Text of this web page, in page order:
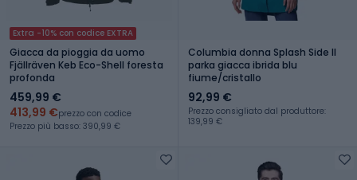
Extra -10% con codice EXTRA
Giacca da pioggia da uomo
Fjällräven Keb Eco-Shell foresta
profonda
459,99 €
413,99 €prezzo con codice
Prezzo più basso: 390,99 €
Columbia donna Splash Side II
parka giacca ibrida blu
fiume/cristallo
92,99 €
Prezzo consigliato dal produttore:
139,99 €